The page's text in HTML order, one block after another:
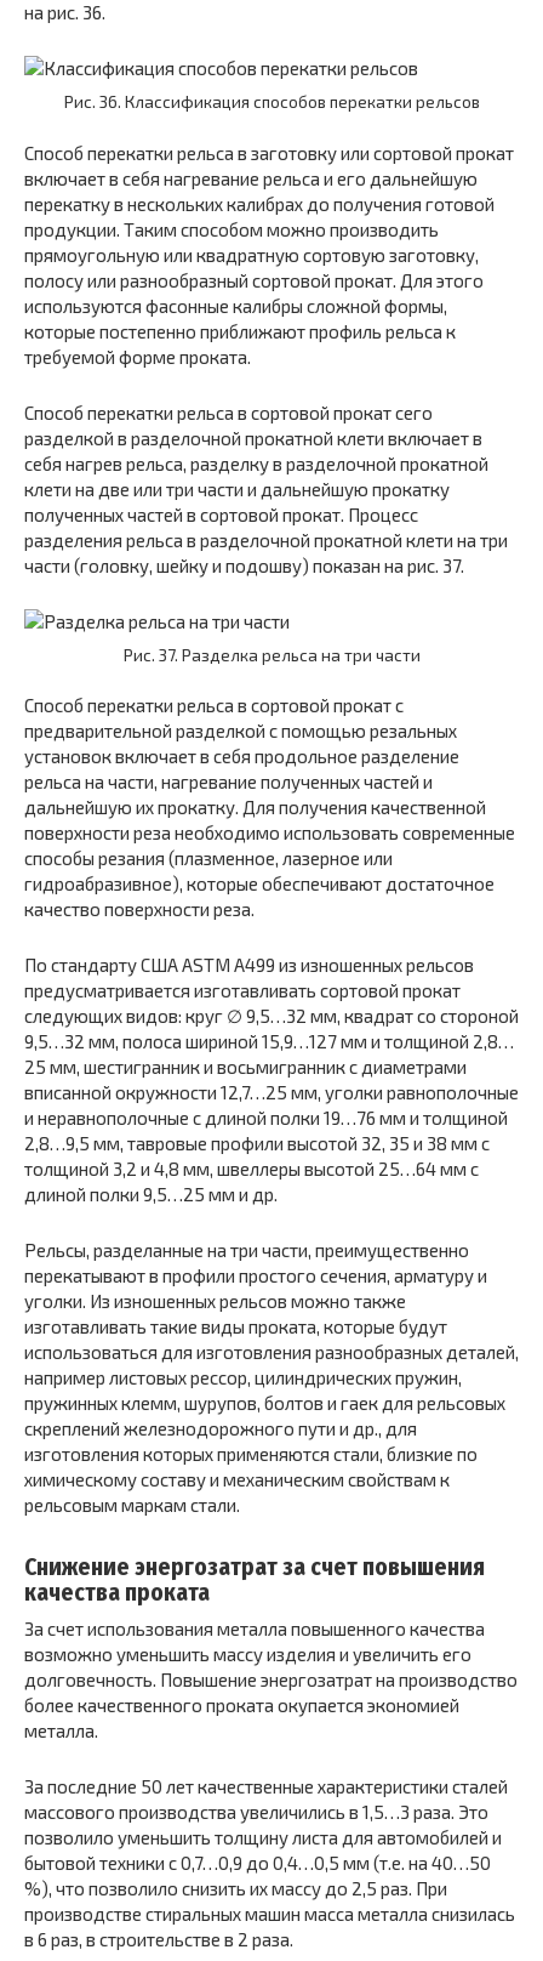
на рис. 36.
Рис. 36. Классификация способов перекатки рельсов
Способ перекатки рельса в заготовку или сортовой прокат
включает в себя нагревание рельса и его дальнейшую
перекатку в нескольких калибрах до получения готовой
продукции. Таким способом можно производить
прямоугольную или квадратную сортовую заготовку,
полосу или разнообразный сортовой прокат. Для этого
используются фасонные калибры сложной формы,
которые постепенно приближают профиль рельса к
требуемой форме проката.
Способ перекатки рельса в сортовой прокат сего
разделкой в разделочной прокатной клети включает в
себя нагрев рельса, разделку в разделочной прокатной
клети на две или три части и дальнейшую прокатку
полученных частей в сортовой прокат. Процесс
разделения рельса в разделочной прокатной клети на три
части (головку, шейку и подошву) показан на рис. 37.
Рис. 37. Разделка рельса на три части
Способ перекатки рельса в сортовой прокат с
предварительной разделкой с помощью резальных
установок включает в себя продольное разделение
рельса на части, нагревание полученных частей и
дальнейшую их прокатку. Для получения качественной
поверхности реза необходимо использовать современные
способы резания (плазменное, лазерное или
гидроабразивное), которые обеспечивают достаточное
качество поверхности реза.
По стандарту США ASTM А499 из изношенных рельсов
предусматривается изготавливать сортовой прокат
следующих видов: круг ∅ 9,5…32 мм, квадрат со стороной
9,5…32 мм, полоса шириной 15,9…127 мм и толщиной 2,8…
25 мм, шестигранник и восьмигранник с диаметрами
вписанной окружности 12,7…25 мм, уголки равнополочные
и неравнополочные с длиной полки 19…76 мм и толщиной
2,8…9,5 мм, тавровые профили высотой 32, 35 и 38 мм с
толщиной 3,2 и 4,8 мм, швеллеры высотой 25…64 мм с
длиной полки 9,5…25 мм и др.
Рельсы, разделанные на три части, преимущественно
перекатывают в профили простого сечения, арматуру и
уголки. Из изношенных рельсов можно также
изготавливать такие виды проката, которые будут
использоваться для изготовления разнообразных деталей,
например листовых рессор, цилиндрических пружин,
пружинных клемм, шурупов, болтов и гаек для рельсовых
скреплений железнодорожного пути и др., для
изготовления которых применяются стали, близкие по
химическому составу и механическим свойствам к
рельсовым маркам стали.
Снижение энергозатрат за счет повышения
качества проката
За счет использования металла повышенного качества
возможно уменьшить массу изделия и увеличить его
долговечность. Повышение энергозатрат на производство
более качественного проката окупается экономией
металла.
За последние 50 лет качественные характеристики сталей
массового производства увеличились в 1,5…3 раза. Это
позволило уменьшить толщину листа для автомобилей и
бытовой техники с 0,7…0,9 до 0,4…0,5 мм (т.е. на 40…50
%), что позволило снизить их массу до 2,5 раз. При
производстве стиральных машин масса металла снизилась
в 6 раз, в строительстве в 2 раза.